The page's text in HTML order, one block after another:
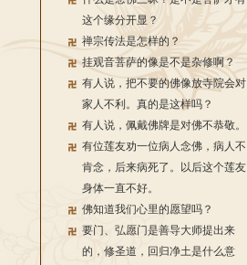
这个缘分开显？
禅宗传法是怎样的？
挂观音菩萨的像是不是杂修啊？
有人说，把不要的佛像放寺院会对
家人不利。真的是这样吗？
有人说，佩戴佛牌是对佛不恭敬。
有位莲友劝一位病人念佛，病人不
肯念，后来病死了。以后这个莲友
身体一直不好。
佛知道我们心里的愿望吗？
要门、弘愿门是善导大师提出来
的，修圣道，回归净土是什么意